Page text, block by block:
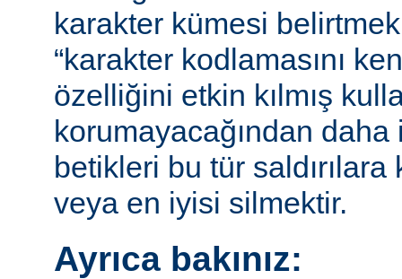
karakter kümesi
“karakter kodlamasını
özelliğini etkin kılmış
korumayacağından
betikleri bu tür saldırılara
veya en iyisi silmektir.
Ayrıca bakınız: